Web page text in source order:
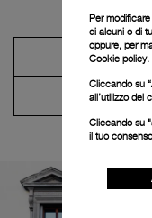
Per
di alcuni o di
oppure, per
Cookie policy.
Cliccando su
all’utilizzo dei
Cliccando su
il tuo